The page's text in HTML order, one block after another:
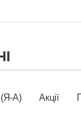
(Я-А) Акції